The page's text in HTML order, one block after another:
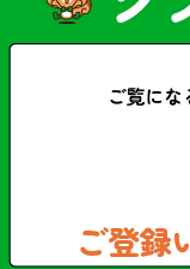
ご登録